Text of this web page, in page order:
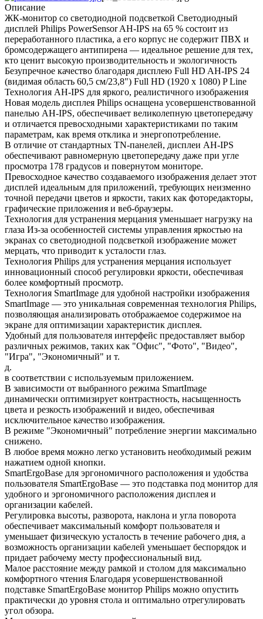
Описание
ЖК-монитор со светодиодной подсветкой Светодиодный
дисплей Philips PowerSensor AH-IPS на 65 % состоит из
переработанного пластика, а его корпус не содержит ПВХ и
бромсодержащего антипирена — идеальное решение для тех,
кто ценит высокую производительность и экологичность
Безупречное качество благодаря дисплею Full HD AH-IPS 24
(видимая область 60,5 см/23,8") Full HD (1920 x 1080) P Line
Технология AH-IPS для яркого, реалистичного изображения
Новая модель дисплея Philips оснащена усовершенствованной
панелью AH-IPS, обеспечивает великолепную цветопередачу
и отличается превосходными характеристиками по таким
параметрам, как время отклика и энергопотребление.
В отличие от стандартных TN-панелей, дисплеи AH-IPS
обеспечивают равномерную цветопередачу даже при угле
просмотра 178 градусов и повернутом мониторе.
Превосходное качество создаваемого изображения делает этот
дисплей идеальным для приложений, требующих неизменно
точной передачи цветов и яркости, таких как фоторедакторы,
графические приложения и веб-браузеры.
Технология для устранения мерцания уменьшает нагрузку на
глаза Из-за особенностей системы управления яркостью на
экранах со светодиодной подсветкой изображение может
мерцать, что приводит к усталости глаз.
Технология Philips для устранения мерцания использует
инновационный способ регулировки яркости, обеспечивая
более комфортный просмотр.
Технология SmartImage для удобной настройки изображения
SmartImage — это уникальная современная технология Philips,
позволяющая анализировать отображаемое содержимое на
экране для оптимизации характеристик дисплея.
Удобный для пользователя интерфейс предоставляет выбор
различных режимов, таких как "Офис", "Фото", "Видео",
"Игра", "Экономичный" и т.
д.
в соответствии с используемым приложением.
В зависимости от выбранного режима SmartImage
динамически оптимизирует контрастность, насыщенность
цвета и резкость изображений и видео, обеспечивая
исключительное качество изображения.
В режиме "Экономичный" потребление энергии максимально
снижено.
В любое время можно легко установить необходимый режим
нажатием одной кнопки.
SmartErgoBase для эргономичного расположения и удобства
пользователя SmartErgoBase — это подставка под монитор для
удобного и эргономичного расположения дисплея и
организации кабелей.
Регулировка высоты, разворота, наклона и угла поворота
обеспечивает максимальный комфорт пользователя и
уменьшает физическую усталость в течение рабочего дня, а
возможность организации кабелей уменьшает беспорядок и
придает рабочему месту профессиональный вид.
Малое расстояние между рамкой и столом для максимально
комфортного чтения Благодаря усовершенствованной
подставке SmartErgoBase монитор Philips можно опустить
практически до уровня стола и оптимально отрегулировать
угол обзора.